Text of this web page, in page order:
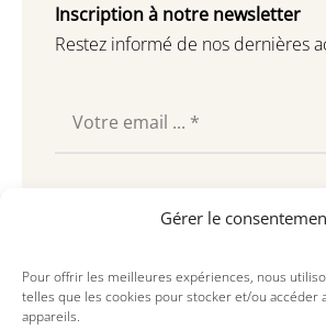
Gérer le
Pour offrir les meilleures expériences, nous
telles que les cookies pour stocker et/ou accéder
appareils.
Inscription à notre newsletter
Restez informé de nos dernières
Souscrire